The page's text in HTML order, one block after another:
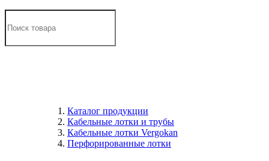
Каталог продукции
Кабельные лотки и трубы
Кабельные лотки Vergokan
Перфорированные лотки